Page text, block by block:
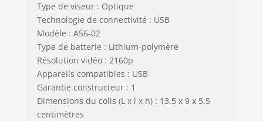
déclencheur. Le
passage entre les
et lecture est
simple. Cet
appareil photo est
facile à utiliser, ce
qui en fait un choix
Type de viseur : Optique
Technologie de connectivité : USB
Modèle : A56-02
Type de batterie : Lithium-polymère
Résolution vidéo : 2160p
Appareils compatibles : USB
Garantie constructeur : 1
Dimensions du colis (L x l x h) : 13.5 x 9 x 5.5
centimètres